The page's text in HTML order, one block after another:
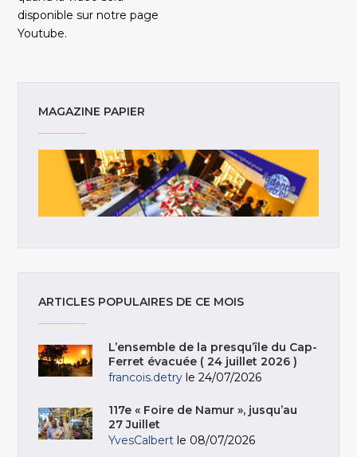
disponible sur notre page
Youtube.
MAGAZINE PAPIER
ARTICLES POPULAIRES DE CE MOIS
L’ensemble de la presqu’île du Cap-
Ferret évacuée ( 24 juillet 2026 )
francois.detry le 24/07/2026
117e « Foire de Namur », jusqu’au
27 Juillet
YvesCalbert le 08/07/2026